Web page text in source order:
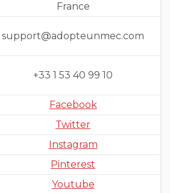
France
support@adopteunmec.com
+33 1 53 40 99 10
Facebook
Twitter
Instagram
Pinterest
Youtube